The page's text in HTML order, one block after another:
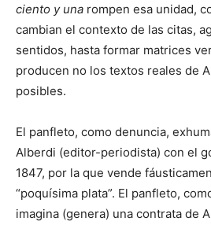
ciento y una rompen esa unidad,
cambian el contexto de las citas,
sentidos, hasta formar matrices
producen no los textos reales de
posibles.
El panfleto, como denuncia,
Alberdi (editor-periodista) con el
1847, por la que vende
“poquísima plata”. El panfleto,
imagina (genera) una contrata de